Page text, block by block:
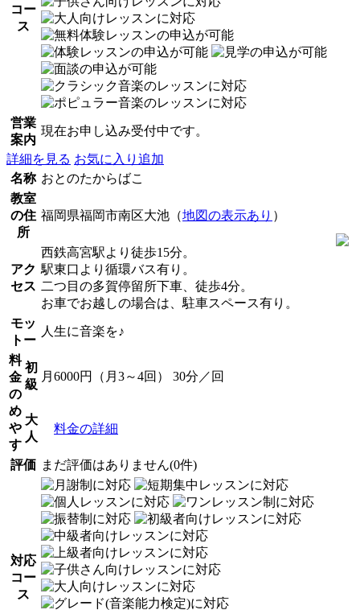
コー
ス
営業
案内
現在お申し込み受付中です。
詳細を見る お気に入り追加
名称 おとのたからばこ
教室
の住
所
福岡県福岡市南区大池（地図の表示あり ）
アク
セス
西鉄高宮駅より徒歩15分。
駅東口より循環バス有り。
二つ目の多賀停留所下車、徒歩4分。
お車でお越しの場合は、駐車スペース有り。
モッ
トー
人生に音楽を♪
料
金
の
め
や
す
初
級
月6000円（月3～4回） 30分／回
大
人
料金の詳細
評価 まだ評価はありません(0件)
対応
コー
ス